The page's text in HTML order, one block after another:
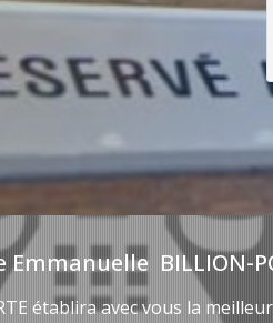
Emmanuelle BILLION-
établira avec vous la